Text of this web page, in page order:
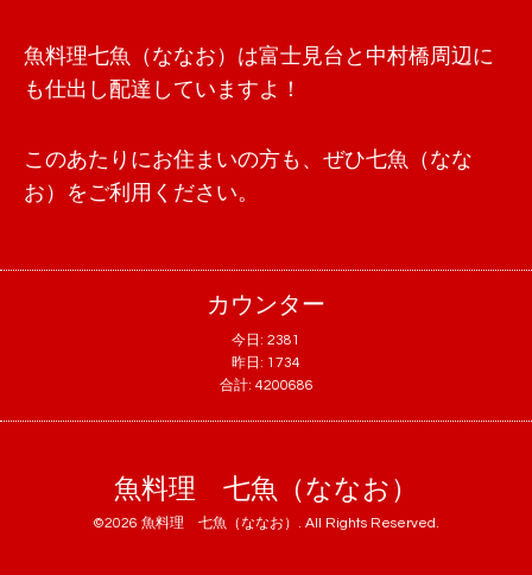
魚料理七魚（ななお）は富士見台と中村橋周辺に
も仕出し配達していますよ！
このあたりにお住まいの方も、ぜひ七魚（なな
お）をご利用ください。
カウンター
今日: 2381
昨日: 1734
合計: 4200686
魚料理 七魚（ななお）
©2026 魚料理 七魚（ななお） . All Rights Reserved.